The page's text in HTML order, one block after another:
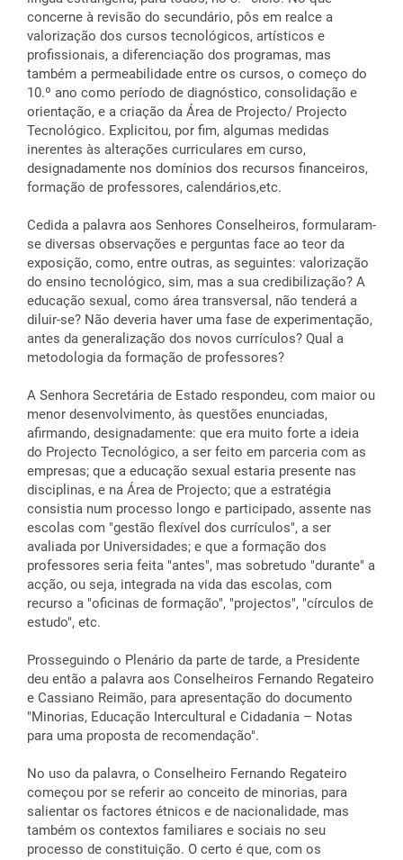
concerne à revisão do secundário, pôs em realce a
valorização dos cursos tecnológicos, artísticos e
profissionais, a diferenciação dos programas, mas
também a permeabilidade entre os cursos, o começo do
10.º ano como período de diagnóstico, consolidação e
orientação, e a criação da Área de Projecto/ Projecto
Tecnológico. Explicitou, por fim, algumas medidas
inerentes às alterações curriculares em curso,
designadamente nos domínios dos recursos financeiros,
formação de professores, calendários,etc.
Cedida a palavra aos Senhores Conselheiros, formularam-
se diversas observações e perguntas face ao teor da
exposição, como, entre outras, as seguintes: valorização
do ensino tecnológico, sim, mas a sua credibilização? A
educação sexual, como área transversal, não tenderá a
diluir-se? Não deveria haver uma fase de experimentação,
antes da generalização dos novos currículos? Qual a
metodologia da formação de professores?
A Senhora Secretária de Estado respondeu, com maior ou
menor desenvolvimento, às questões enunciadas,
afirmando, designadamente: que era muito forte a ideia
do Projecto Tecnológico, a ser feito em parceria com as
empresas; que a educação sexual estaria presente nas
disciplinas, e na Área de Projecto; que a estratégia
consistia num processo longo e participado, assente nas
escolas com "gestão flexível dos currículos", a ser
avaliada por Universidades; e que a formação dos
professores seria feita "antes", mas sobretudo "durante" a
acção, ou seja, integrada na vida das escolas, com
recurso a "oficinas de formação", "projectos", "círculos de
estudo", etc.
Prosseguindo o Plenário da parte de tarde, a Presidente
deu então a palavra aos Conselheiros Fernando Regateiro
e Cassiano Reimão, para apresentação do documento
"Minorias, Educação Intercultural e Cidadania – Notas
para uma proposta de recomendação".
No uso da palavra, o Conselheiro Fernando Regateiro
começou por se referir ao conceito de minorias, para
salientar os factores étnicos e de nacionalidade, mas
também os contextos familiares e sociais no seu
processo de constituição. O certo é que, com os